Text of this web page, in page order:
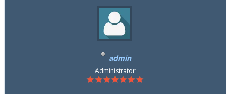
admin
Administrator